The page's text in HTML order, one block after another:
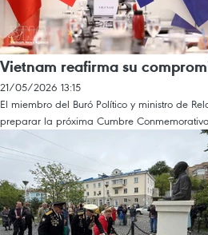
Vietnam reafirma su
21/05/2026 13:15
El miembro del Buró Político y ministro de
preparar la próxima Cumbre